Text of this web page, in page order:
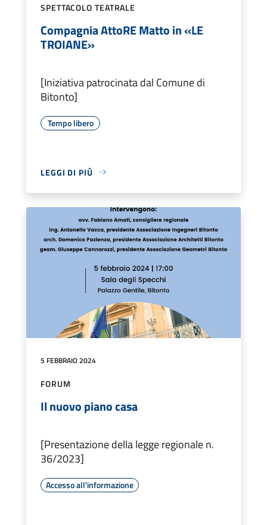
SPETTACOLO TEATRALE
Compagnia AttoRE Matto in «LE
TROIANE»
[Iniziativa patrocinata dal Comune di
Bitonto]
Tempo libero
LEGGI DI PIÙ
5 FEBBRAIO 2024
FORUM
Il nuovo piano casa
[Presentazione della legge regionale n.
36/2023]
Accesso all'informazione